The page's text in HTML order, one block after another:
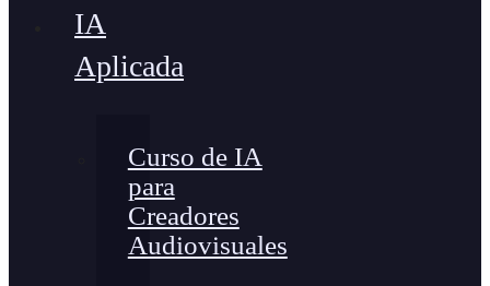
IA
Aplicada
Curso de IA
para
Creadores
Audiovisuales